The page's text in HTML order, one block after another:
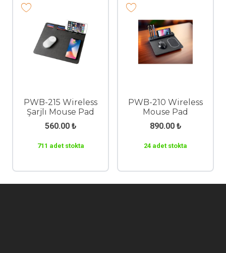
PWB-215 Wireless
Şarjlı Mouse Pad
560.00 ₺
711 adet stokta
PWB-210 Wireless
Mouse Pad
890.00 ₺
24 adet stokta